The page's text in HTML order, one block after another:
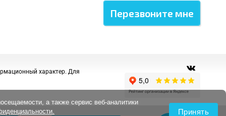
характер. Для
а также сервис веб-аналитики
Принять